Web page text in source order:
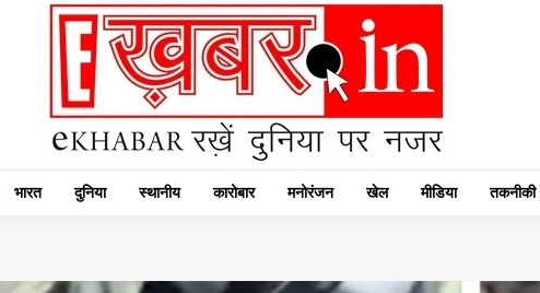
भारत दुनिया स्थानीय कारोबार मनोरंजन खेल मीडिया तकनीकी